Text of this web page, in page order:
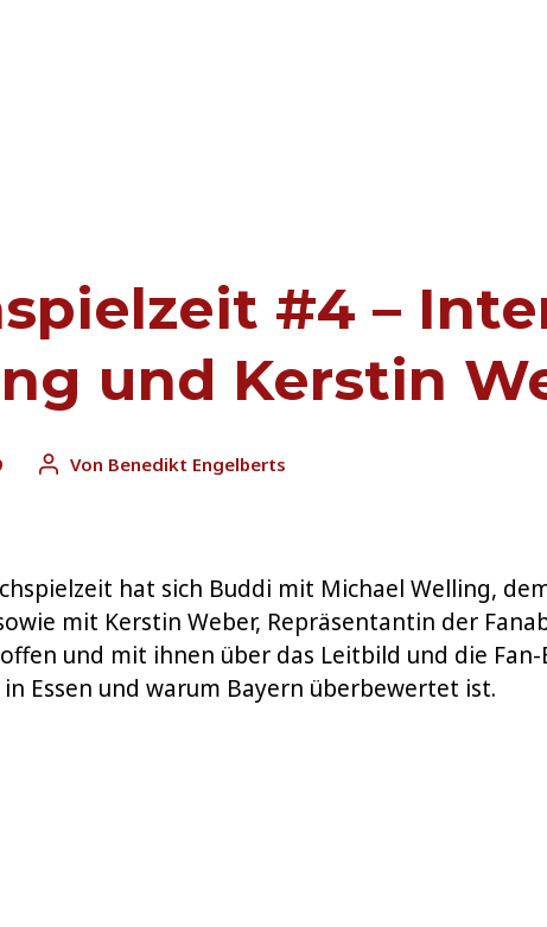
powered by FUMS
#4 –
und Kerstin
Von Benedikt Engelberts
hat sich Buddi mit Michael Welling,
mit Kerstin Weber, Repräsentantin der
und mit ihnen über das Leitbild und die
in Essen und warum Bayern überbewertet ist.